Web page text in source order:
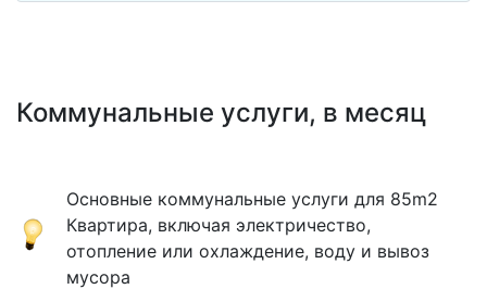
Коммунальные услуги, в месяц
Основные коммунальные услуги для 85m2
Квартира, включая электричество,
отопление или охлаждение, воду и вывоз
мусора